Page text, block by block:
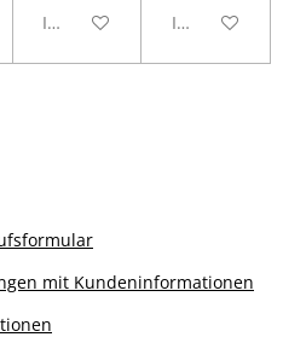
In den WarenkorbIn den
mit Kundeninformationen